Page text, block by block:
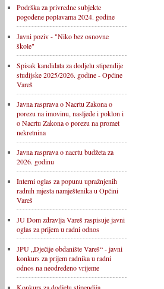
Podrška za privredne subjekte
pogođene poplavama 2024. godine
Javni poziv - "Niko bez osnovne
škole"
Spisak kandidata za dodjelu stipendije
studijske 2025/2026. godine - Općine
Vareš
Javna rasprava o Nacrtu Zakona o
porezu na imovinu, nasljeđe i poklon i
o Nacrtu Zakona o porezu na promet
nekretnina
Javna rasprava o nacrtu budžeta za
2026. godinu
Interni oglas za popunu upražnjenih
radnih mjesta namještenika u Općini
Vareš
JU Dom zdravlja Vareš raspisuje javni
oglas za prijem u radni odnos
JPU „Dječije obdanište Vareš“ - javni
konkurs za prijem radnika u radni
odnos na neodređeno vrijeme